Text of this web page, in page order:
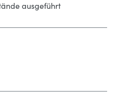
ausgeführt